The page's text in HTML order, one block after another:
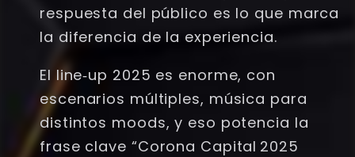
respuesta del público es lo que marca
la diferencia de la experiencia.
El line‑up 2025 es enorme, con
escenarios múltiples, música para
distintos moods, y eso potencia la
frase clave “Corona Capital 2025